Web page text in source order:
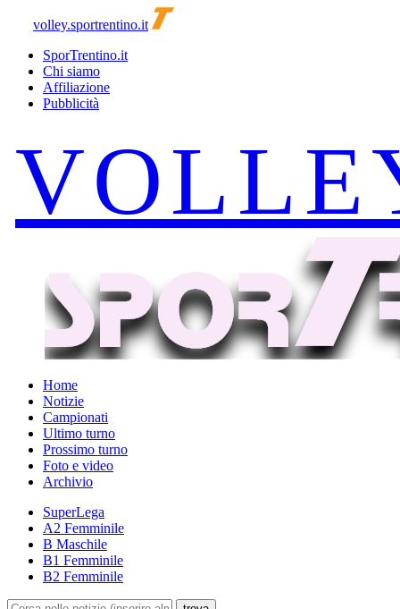
volley.sportrentino.it
SporTrentino.it
Chi siamo
Affiliazione
Pubblicità
Home
Notizie
Campionati
Ultimo turno
Prossimo turno
Foto e video
Archivio
SuperLega
A2 Femminile
B Maschile
B1 Femminile
B2 Femminile